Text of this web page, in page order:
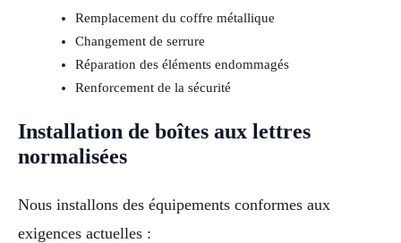
Remplacement du coffre métallique
Changement de serrure
Réparation des éléments endommagés
Renforcement de la sécurité
Installation de boîtes aux lettres
normalisées
Nous installons des équipements conformes aux
exigences actuelles :